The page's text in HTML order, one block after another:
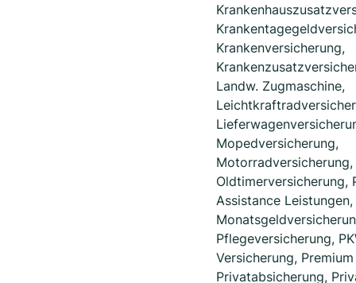
Krankenversicherung,
Landw. Zugmaschine,
Mopedversicherung,
Motorradversicherung,
Oldtimerversicherung,
Assistance
Pflegeversicherung,
Versicherung,
Privatabsicherung,